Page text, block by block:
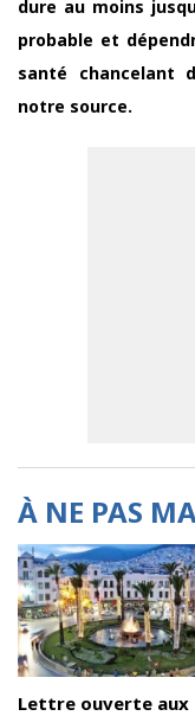
dure au moins
probable et
santé chancelant
notre source.
À NE PAS
Lettre ouverte aux